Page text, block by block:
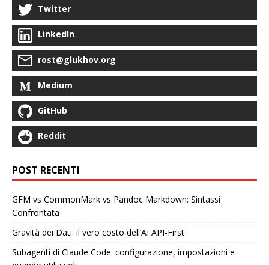
Twitter
LinkedIn
rost@glukhov.org
Medium
GitHub
Reddit
POST RECENTI
GFM vs CommonMark vs Pandoc Markdown: Sintassi
Confrontata
Gravità dei Dati: il vero costo dell’AI API-First
Subagenti di Claude Code: configurazione, impostazioni e